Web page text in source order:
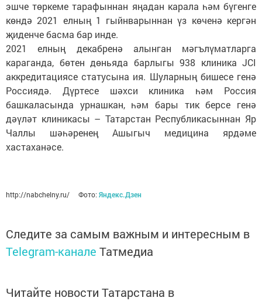
эшче төркеме тарафыннан яңадан карала һәм бүгенге
көндә 2021 елның 1 гыйнварыннан үз көченә кергән
җиденче басма бар инде.
2021 елның декабренә алынган мәгълүматларга
караганда, бөтен дөньяда барлыгы 938 клиника JCI
аккредитациясе статусына ия. Шуларның бишесе генә
Россиядә. Дүртесе шәхси клиника һәм Россия
башкаласында урнашкан, һәм бары тик берсе генә
дәүләт клиникасы – Татарстан Республикасыннан Яр
Чаллы шәһәренең Ашыгыч медицина ярдәме
хастаханәсе.
http://nabchelny.ru/ Фото: Яндекс.Дзен
Следите за самым важным и интересным в
Telegram-канале Татмедиа
Читайте новости Татарстана в